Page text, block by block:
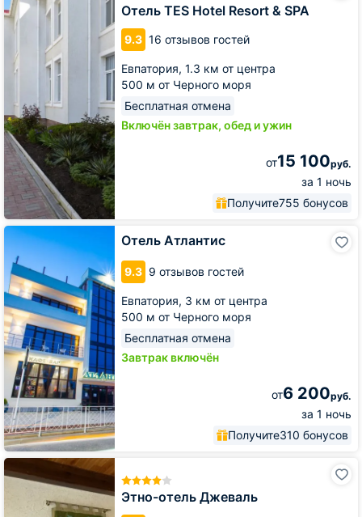
Отель TES Hotel Resort & SPA
9.3 16 отзывов гостей
Евпатория, 1.3 км от центра
500 м от Черного моря
Бесплатная отмена
Включён завтрак, обед и ужин
от15 100руб.
за 1 ночь
Получите755 бонусов
Hotel
Resort
SPA
Отель Атлантис
9.3 9 отзывов гостей
Евпатория, 3 км от центра
500 м от Черного моря
Бесплатная отмена
Завтрак включён
от6 200руб.
за 1 ночь
Получите310 бонусов
Отель
Атлантис
Этно-отель Джеваль
Этно-
отель